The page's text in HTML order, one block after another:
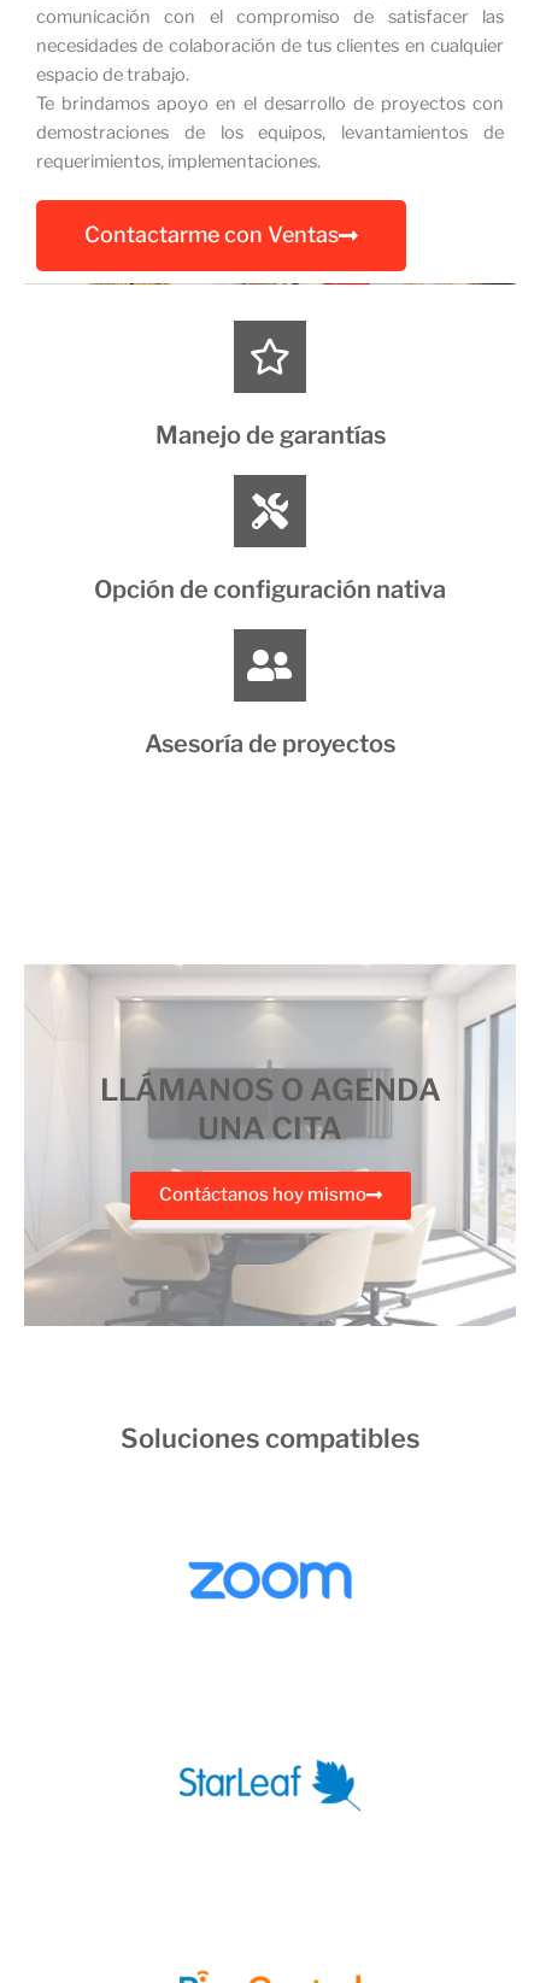
comunicación con el compromiso de satisfacer las
necesidades de colaboración de tus clientes en cualquier
espacio de trabajo.
Te brindamos apoyo en el desarrollo de proyectos con
demostraciones de los equipos, levantamientos de
requerimientos, implementaciones.
Contactarme con Ventas
Manejo de garantías
Opción de configuración nativa
Asesoría de proyectos
LLÁMANOS O AGENDA
UNA CITA
Contáctanos hoy mismo
Soluciones compatibles